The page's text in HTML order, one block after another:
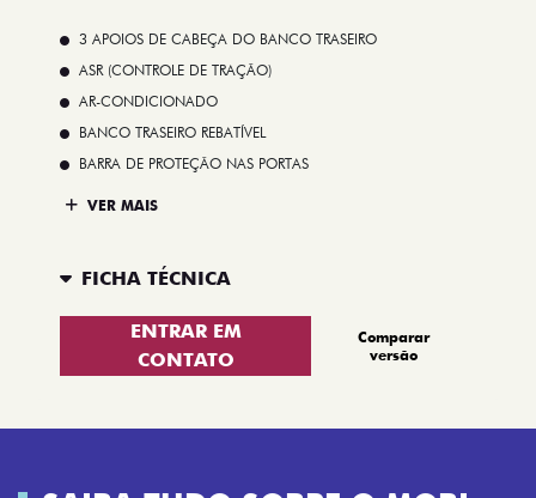
3 APOIOS DE CABEÇA DO BANCO TRASEIRO
ASR (CONTROLE DE TRAÇÃO)
AR-CONDICIONADO
BANCO TRASEIRO REBATÍVEL
BARRA DE PROTEÇÃO NAS PORTAS
VER MAIS
FICHA TÉCNICA
ENTRAR EM
CONTATO
Comparar
versão